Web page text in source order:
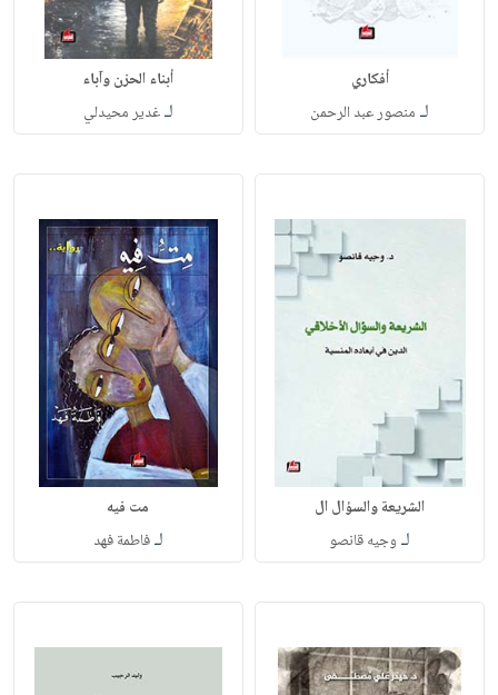
أفكاري
لـ منصور عبد الرحمن
أبناء الحزن وآباء
لـغدير محيدلي
الشريعة والسؤال ال
لـ وجيه قانصو
مت فيه
لـفاطمة فهد